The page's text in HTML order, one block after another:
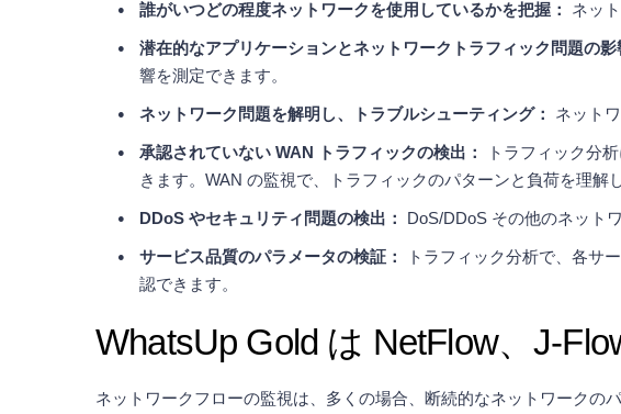
誰がいつどの程度ネットワークを使用しているかを把握： ネッ
潜在的なアプリケーションとネットワークトラフィック問題の影
響を測定できます。
ネットワーク問題を解明し、トラブルシューティング： ネット
承認されていない WAN トラフィックの検出：
トラフィック分
きます。WAN の監視で、トラフィックのパターンと負荷を理
DDoS やセキュリティ問題の検出： DoS/DDoS その他のネット
サービス品質のパラメータの検証：
トラフィック分析で、各サ
認できます。
WhatsUp Gold は NetFlow、J-
ネットワークフローの監視は、多くの場合、断続的なネットワーク